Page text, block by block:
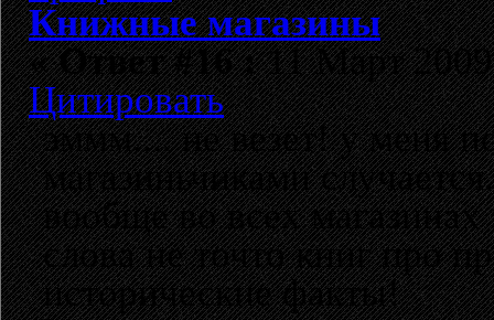
Книжные магазины
«Ответ #16 :11 Март
Цитировать
эммм.... не везет! у меня
магазиньчиками
вообще во всех
слова не точто книг про
исторические факты!